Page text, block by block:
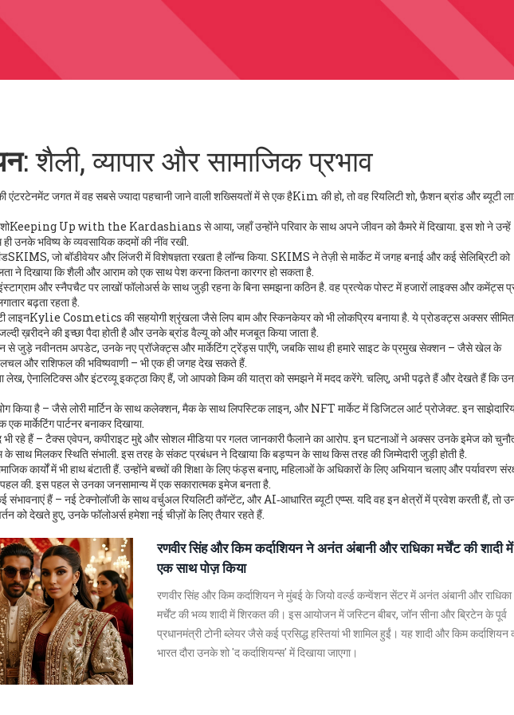
: शैली, व्यापार और सामाजिक प्रभाव
एंटरटेनमेंट जगत में वह सबसे ज्यादा पहचानी जाने वाली शख्सियतों में से एक हैKim की हो, तो वह रियलिटी शो, फ़ैशन ब्रांड और ब्यूटी
Keeping Up with the Kardashians से आया, जहाँ उन्होंने परिवार के साथ अपने जीवन को कैमरे में दिखाया. इस शो ने उन्हें
उनके भविष्य के व्यवसायिक कदमों की नींव रखी.
SKIMS, जो बॉडीवेयर और लिंजरी में विशेषज्ञता रखता हैलॉन्च किया. SKIMS ने तेज़ी से मार्केट में जगह बनाई और कई सेलिब्रिटी को
ने दिखाया कि शैली और आराम को एक साथ पेश करना कितना कारगर हो सकता है.
और स्नैपचैट पर लाखों फॉलोअर्स के साथ जुड़ी रहनाके बिना समझना कठिन है. वह प्रत्येक पोस्ट में हजारों लाइक्स और कमेंट्स
बढ़ता रहता है.
लाइनKylie Cosmetics की सहयोगी श्रृंखला जैसे लिप बाम और स्किनकेयरको भी लोकप्रिय बनाया है. ये प्रोडक्ट्स अक्सर सीमित
ख़रीदने की इच्छा पैदा होती है और उनके ब्रांड वैल्यू को और मजबूत किया जाता है.
से जुड़े नवीनतम अपडेट, उनके नए प्रॉजेक्ट्स और मार्केटिंग ट्रेंड्स पाएँगे, जबकि साथ ही हमारे साइट के प्रमुख सेक्शन – जैसे खेल के
हलचल और राशिफल की भविष्यवाणी – भी एक ही जगह देख सकते हैं.
लेख, ऐनालिटिक्स और इंटरव्यू इकट्ठा किए हैं, जो आपको किम की यात्रा को समझने में मदद करेंगे. चलिए, अभी पढ़ते हैं और देखते हैं कि
किया है – जैसे लोरी मार्टिन के साथ कलेक्शन, मैक के साथ लिपस्टिक लाइन, और NFT मार्केट में डिजिटल आर्ट प्रोजेक्ट. इन
एक मार्केटिंग पार्टनर बनाकर दिखाया.
भी रहे हैं – टैक्स एवेपन, कपीराइट मुद्दे और सोशल मीडिया पर गलत जानकारी फैलाने का आरोप. इन घटनाओं ने अक्सर उनके इमेज को
के साथ मिलकर स्थिति संभाली. इस तरह के संकट प्रबंधन ने दिखाया कि बड़प्पन के साथ किस तरह की जिम्मेदारी जुड़ी होती है.
कार्यों में भी हाथ बंटाती हैं. उन्होंने बच्चों की शिक्षा के लिए फंड्स बनाए, महिलाओं के अधिकारों के लिए अभियान चलाए और पर्यावरण
की. इस पहल से उनका जनसामान्य में एक सकारात्मक इमेज बनता है.
संभावनाएं हैं – नई टेक्नोलॉजी के साथ वर्चुअल रियलिटी कॉन्टेंट, और AI‑आधारित ब्यूटी एप्प्स. यदि वह इन क्षेत्रों में प्रवेश करती हैं, तो
को देखते हुए, उनके फॉलोअर्स हमेशा नई चीज़ों के लिए तैयार रहते हैं.
रणवीर सिंह और किम कर्दाशियन ने अनंत अंबानी और राधिका मर्चेंट की शादी में
एक साथ पोज़ किया
रणवीर सिंह और किम कर्दाशियन ने मुंबई के जियो वर्ल्ड कन्वेंशन सेंटर में अनंत अंबानी और राधिका
मर्चेंट की भव्य शादी में शिरकत की। इस आयोजन में जस्टिन बीबर, जॉन सीना और ब्रिटेन के पूर्व
प्रधानमंत्री टोनी ब्लेयर जैसे कई प्रसिद्ध हस्तियां भी शामिल हुईं। यह शादी और किम कर्दाशियन
भारत दौरा उनके शो 'द कर्दाशियन्स' में दिखाया जाएगा।